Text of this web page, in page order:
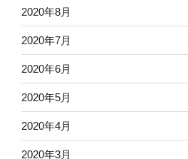
2020年8月
2020年7月
2020年6月
2020年5月
2020年4月
2020年3月